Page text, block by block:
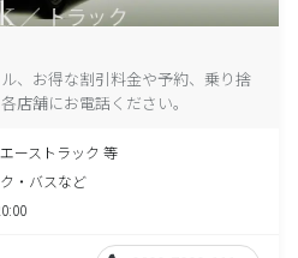
、お得な割引料金や予約、乗り捨
店舗にお電話ください。
ーストラック 等
・バスなど